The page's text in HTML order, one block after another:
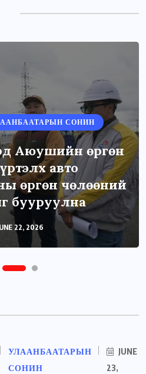
СОНИН
Аюушийн өргөн
авто
өргөн чөлөөний
бууруулна
22, 2026
УЛААНБААТАРЫН
СОНИН
JUNE
23,